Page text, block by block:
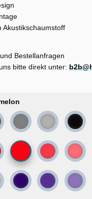
Akustikschaumstoff
Bestellanfragen
bitte direkt unter:
Cast Iron Grey smokeBlack
Watermelon
Raspberry
Iris Crocus